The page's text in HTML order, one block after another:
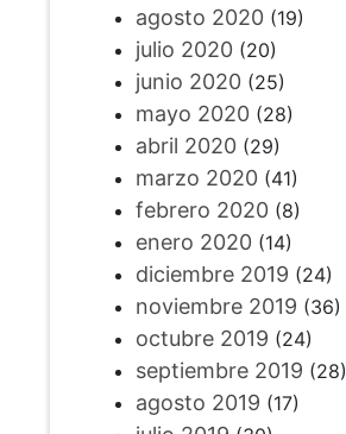
agosto 2020(19)
julio 2020(20)
junio 2020(25)
mayo 2020(28)
abril 2020(29)
marzo 2020(41)
febrero 2020(8)
enero 2020(14)
diciembre 2019 (24)
noviembre 2019 (36)
octubre 2019 (24)
septiembre 2019 (28)
agosto 2019 (17)